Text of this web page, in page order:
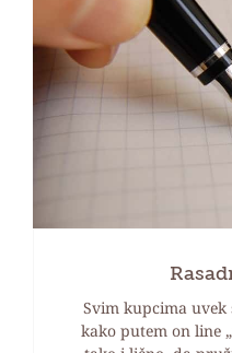
Svim kupcima
kako putem on line